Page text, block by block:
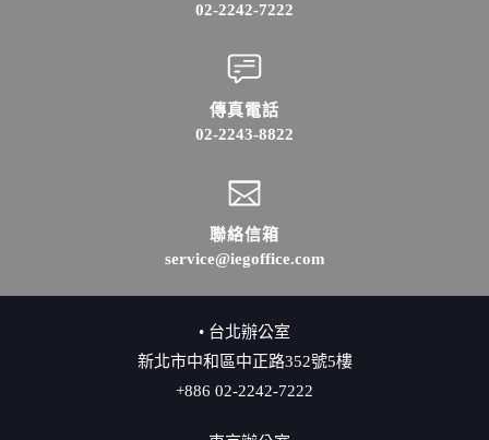
02-2242-7222
傳真電話
02-2243-8822
聯絡信箱
service@iegoffice.com
• 台北辦公室
新北市中和區中正路352號5樓
+886 02-2242-7222